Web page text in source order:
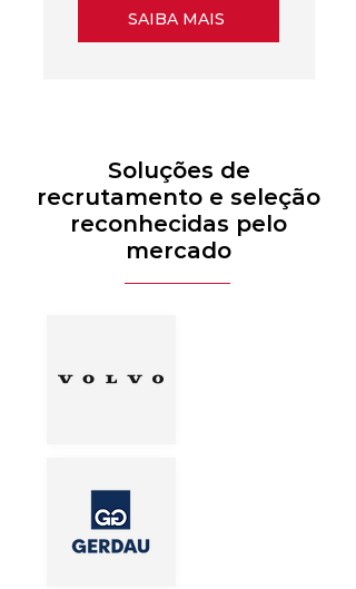
SAIBA MAIS
Soluções de
recrutamento e seleção
reconhecidas pelo
mercado